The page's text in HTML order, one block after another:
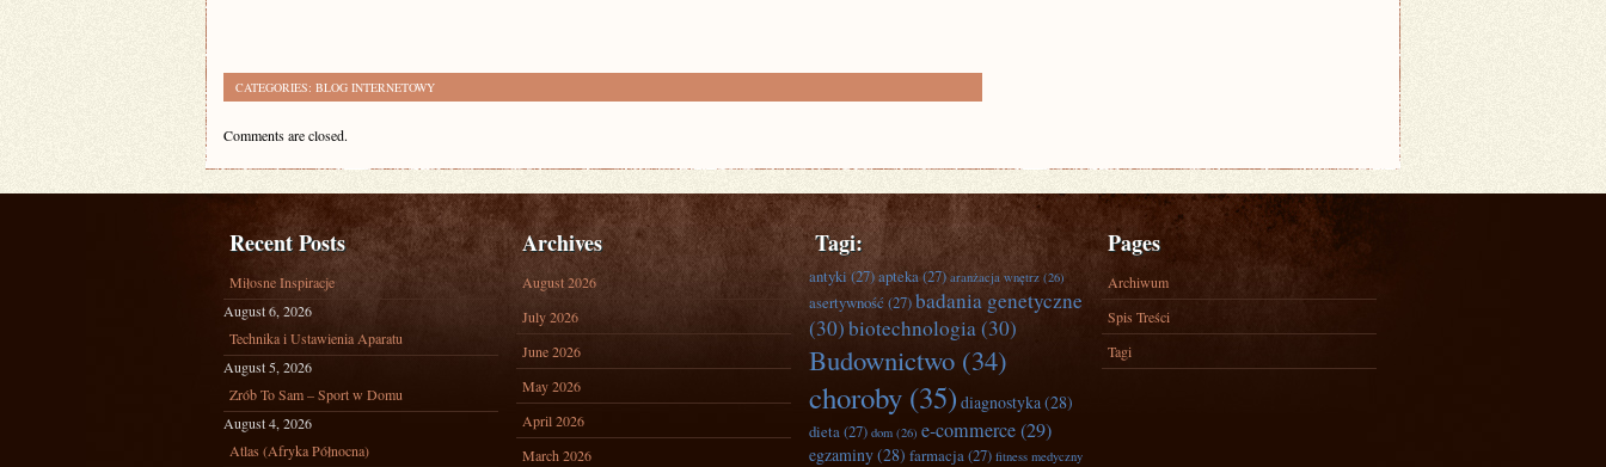
CATEGORIES: BLOG INTERNETOWY
Comments are closed.
Recent Posts
Miłosne Inspiracje
August 6, 2026
Technika i Ustawienia Aparatu
August 5, 2026
Zrób To Sam – Sport w Domu
August 4, 2026
Atlas (Afryka Północna)
Archives
August 2026
July 2026
June 2026
May 2026
April 2026
March 2026
Tagi:
antyki(27)apteka(27) aranżacja wnętrz (26)
asertywność (27)badania genetyczne
(30)biotechnologia(30)
Budownictwo (34)
choroby (35) diagnostyka(28)
dieta(27) dom (26) e-commerce(29)
egzaminy(28) farmacja(27) fitness medyczny
Pages
Archiwum
Spis Treści
Tagi